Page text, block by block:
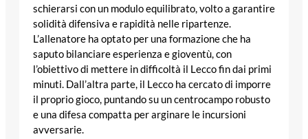
schierarsi con un modulo equilibrato, volto a garantire
solidità difensiva e rapidità nelle ripartenze.
L’allenatore ha optato per una formazione che ha
saputo bilanciare esperienza e gioventù, con
l’obiettivo di mettere in difficoltà il Lecco fin dai primi
minuti. Dall’altra parte, il Lecco ha cercato di imporre
il proprio gioco, puntando su un centrocampo robusto
e una difesa compatta per arginare le incursioni
avversarie.